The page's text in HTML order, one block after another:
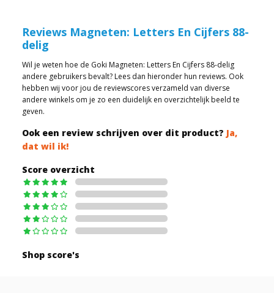
Reviews Magneten: Letters En Cijfers 88-
delig
Wil je weten hoe de Goki Magneten: Letters En Cijfers 88-delig
andere gebruikers bevalt? Lees dan hieronder hun reviews. Ook
hebben wij voor jou de reviewscores verzameld van diverse
andere winkels om je zo een duidelijk en overzichtelijk beeld te
geven.
Ook een review schrijven over dit product? Ja,
dat wil ik!
Score overzicht
Shop score's